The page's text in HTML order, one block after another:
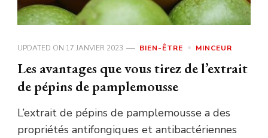
UPDATED ON 17 JANVIER 2023 BIEN-ÊTRE MINCEUR
Les avantages que vous tirez de l’extrait
de pépins de pamplemousse
L’extrait de pépins de pamplemousse a des
propriétés antifongiques et antibactériennes